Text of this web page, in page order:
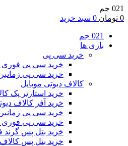
021 جم
0 تومان 0 سبد خرید
021 جم
بازی ها
خرید سی پی
خرید سی پی فوری
خرید سی پی زمانبر
کالاف دیوتی موبایل
خرید استارتر پک
خرید آفر کالاف
خرید سی پی زمانبر
خرید سی پی فوری
خرید بتل پس گرند
خرید بتل پس کالاف